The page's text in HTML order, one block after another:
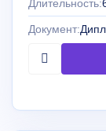
Длительность:
Документ: